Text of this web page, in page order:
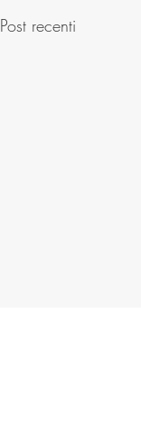
Post recenti